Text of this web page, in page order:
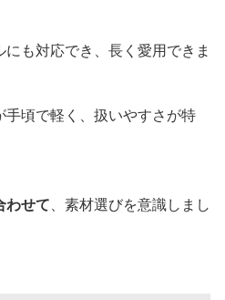
も対応でき、長く愛用できま
頃で軽く、扱いやすさが特
わせて、素材選びを意識しまし